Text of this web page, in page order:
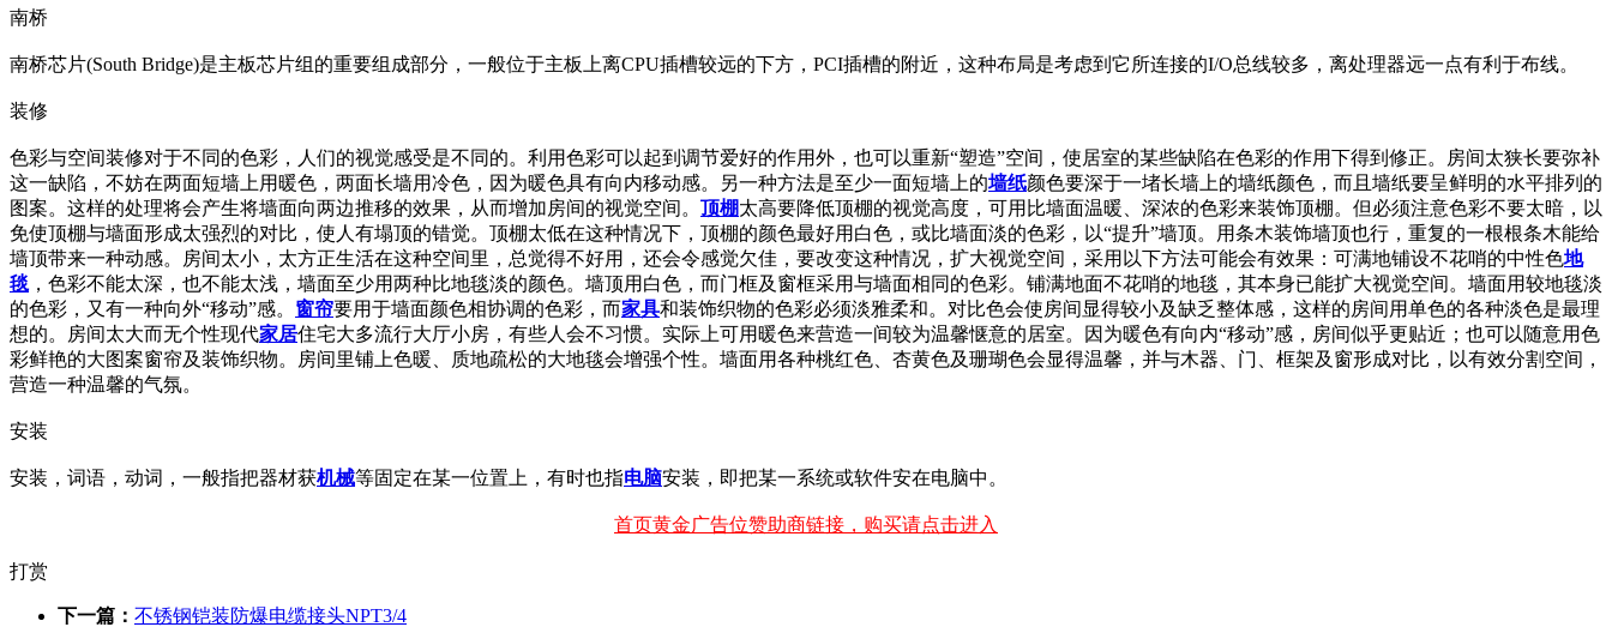
南桥
南桥芯片(South Bridge)是主板芯片组的重要组成部分，一般位于主板上离CPU插槽较远的下方，PCI插槽的附近，这种布局是考虑到它所连接的I/O总线较多，离处理器远一点有利于布线。
装修
色彩与空间装修对于不同的色彩，人们的视觉感受是不同的。利用色彩可以起到调节爱好的作用外，也可以重新“塑造”空间，使居室的某些缺陷在色彩的作用下得到修正。房间太狭长要弥补
这一缺陷，不妨在两面短墙上用暖色，两面长墙用冷色，因为暖色具有向内移动感。另一种方法是至少一面短墙上的墙纸颜色要深于一堵长墙上的墙纸颜色，而且墙纸要呈鲜明的水平排列的
图案。这样的处理将会产生将墙面向两边推移的效果，从而增加房间的视觉空间。 顶棚太高要降低顶棚的视觉高度，可用比墙面温暖、深浓的色彩来装饰顶棚。但必须注意色彩不要太暗，以
免使顶棚与墙面形成太强烈的对比，使人有塌顶的错觉。顶棚太低在这种情况下，顶棚的颜色最好用白色，或比墙面淡的色彩，以“提升”墙顶。用条木装饰墙顶也行，重复的一根根条木能给
墙顶带来一种动感。房间太小，太方正生活在这种空间里，总觉得不好用，还会令感觉欠佳，要改变这种情况，扩大视觉空间，采用以下方法可能会有效果：可满地铺设不花哨的中性色地
毯 ，色彩不能太深，也不能太浅，墙面至少用两种比地毯淡的颜色。墙顶用白色，而门框及窗框采用与墙面相同的色彩。铺满地面不花哨的地毯，其本身已能扩大视觉空间。墙面用较地毯淡
的色彩，又有一种向外“移动”感。 窗帘要用于墙面颜色相协调的色彩，而家具和装饰织物的色彩必须淡雅柔和。对比色会使房间显得较小及缺乏整体感，这样的房间用单色的各种淡色是最理
想的。房间太大而无个性现代家居住宅大多流行大厅小房，有些人会不习惯。实际上可用暖色来营造一间较为温馨惬意的居室。因为暖色有向内“移动”感，房间似乎更贴近；也可以随意用色
彩鲜艳的大图案窗帘及装饰织物。房间里铺上色暖、质地疏松的大地毯会增强个性。墙面用各种桃红色、杏黄色及珊瑚色会显得温馨，并与木器、门、框架及窗形成对比，以有效分割空间，
营造一种温馨的气氛。
安装
安装，词语，动词，一般指把器材获机械等固定在某一位置上，有时也指电脑安装，即把某一系统或软件安在电脑中。
首页黄金广告位赞助商链接，购买请点击进入
打赏
下一篇： 不锈钢铠装防爆电缆接头NPT3/4